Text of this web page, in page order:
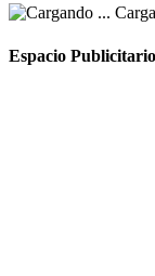
Espacio Publicitario